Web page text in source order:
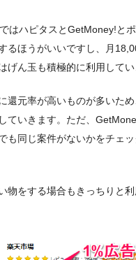
はハピタスとGetMoney!と
るほうがいいですし、月
げん玉も積極的に利用してい
還元率が高いものが多いた
ていきます。ただ、
も同じ案件がないかをチェ
物をする場合もきっちりと利